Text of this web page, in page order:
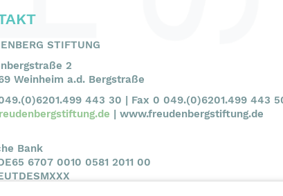
STIFTUNG
2
Weinheim a.d. Bergstraße
443 30 | Fax 0 049.(0)6201.499 443
| www.freudenbergstiftung.de
Bank
6707 0010 0581 2011 00